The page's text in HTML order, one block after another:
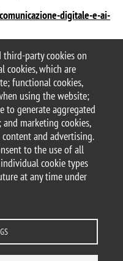
third-party cookies on
cookies, which are
functional cookies,
using the website;
to generate aggregated
marketing cookies,
and advertising.
to the use of all
cookie types
at any time under
digitale-e-ai-
e visita il
Milano-Bicocca
1 - 20126, Milan
Accessibility statement